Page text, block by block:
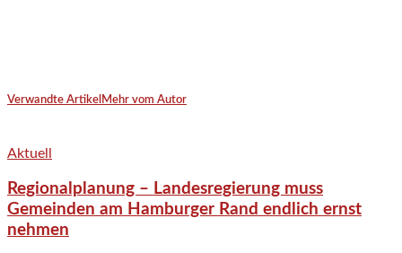
Verwandte Artikel Mehr vom Autor
Aktuell
Regionalplanung – Landesregierung muss
Gemeinden am Hamburger Rand endlich ernst
nehmen